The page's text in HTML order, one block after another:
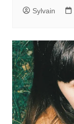
Sylvain